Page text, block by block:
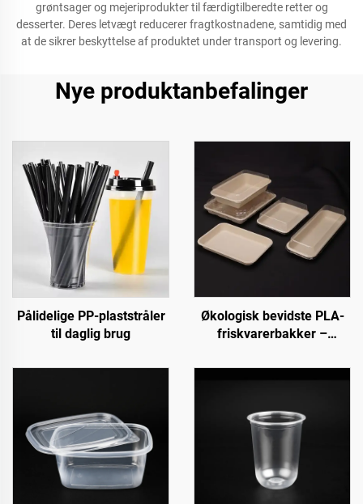
grøntsager og mejeriprodukter til færdigtilberedte retter og
desserter. Deres letvægt reducerer fragtkostnadene, samtidig med
at de sikrer beskyttelse af produktet under transport og levering.
Nye produktanbefalinger
Pålidelige PP-plaststråler
til daglig brug
Økologisk bevidste PLA-
friskvarerbakker –
opbevar bæredygtigt